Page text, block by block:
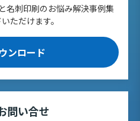
名刺印刷のお悩み解決事例集
ただけます。
ンロード
問い合せ